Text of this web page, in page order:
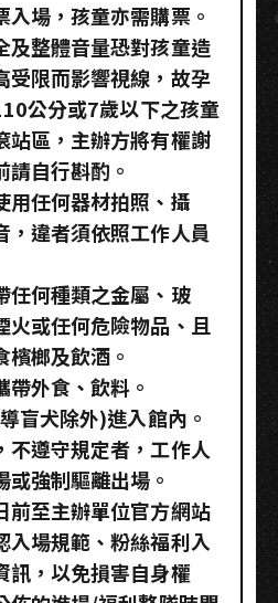
入場，孩童亦需購票。
及整體音量恐對孩童造
受限而影響視線，故孕
公分或7歲以下之孩童
站區，主辦方將有權謝
自行斟酌。
用任何器材拍照、攝
，違者須依照工作人員
任何種類之金屬、玻
火或任何危險物品、且
榔及飲酒。
外食、飲料。
盲犬除外)進入館內。
不遵守規定者，工作人
強制驅離出場。
前至主辦單位官方網站
入場規範、粉絲福利入
訊，以免損害自身權